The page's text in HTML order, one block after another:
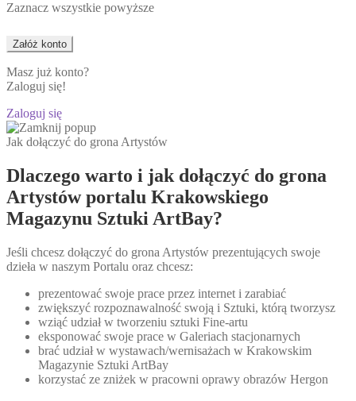
Zaznacz wszystkie powyższe
Masz już konto?
Zaloguj się!
Zaloguj się
Jak dołączyć do grona Artystów
Dlaczego warto i jak dołączyć do grona
Artystów portalu Krakowskiego
Magazynu Sztuki ArtBay?
Jeśli chcesz dołączyć do grona Artystów prezentujących swoje
dzieła w naszym Portalu oraz chcesz:
prezentować swoje prace przez internet i zarabiać
zwiększyć rozpoznawalność swoją i Sztuki, którą tworzysz
wziąć udział w tworzeniu sztuki Fine-artu
eksponować swoje prace w Galeriach stacjonarnych
brać udział w wystawach/wernisażach w Krakowskim
Magazynie Sztuki ArtBay
korzystać ze zniżek w pracowni oprawy obrazów Hergon